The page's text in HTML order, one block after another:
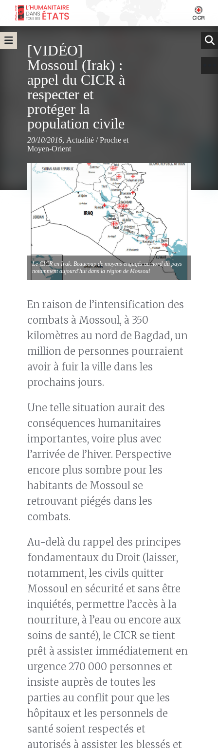
[VIDÉO]
Mossoul (Irak) :
appel du CICR à
respecter et
protéger la
population civile
20/10/2016, Actualité /Proche et
Moyen-Orient
Le CICR en Irak. Beaucoup de moyens engagés au nord du pays
notamment aujourd'hui dans la région de Mossoul
En raison de l’intensification des
combats à Mossoul, à 350
kilomètres au nord de Bagdad, un
million de personnes pourraient
avoir à fuir la ville dans les
prochains jours.
Une telle situation aurait des
conséquences humanitaires
importantes, voire plus avec
l’arrivée de l’hiver. Perspective
encore plus sombre pour les
habitants de Mossoul se
retrouvant piégés dans les
combats.
Au-delà du rappel des principes
fondamentaux du Droit (laisser,
notamment, les civils quitter
Mossoul en sécurité et sans être
inquiétés, permettre l’accès à la
nourriture, à l’eau ou encore aux
soins de santé), le CICR se tient
prêt à assister immédiatement en
urgence 270 000 personnes et
insiste auprès de toutes les
parties au conflit pour que les
hôpitaux et les personnels de
santé soient respectés et
autorisés à assister les blessés et